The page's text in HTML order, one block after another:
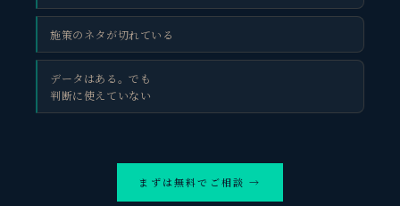
施策のネタが切れている
データはある。でも
判断に使えていない
まずは無料でご相談 →